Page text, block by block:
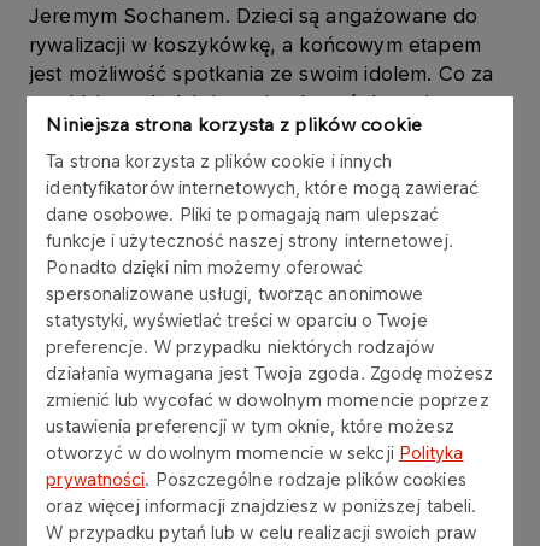
Niniejsza strona korzysta z plików cookie
Ta strona korzysta z plików cookie i innych
identyfikatorów internetowych, które mogą zawierać
dane osobowe. Pliki te pomagają nam ulepszać
funkcje i użyteczność naszej strony internetowej.
Ponadto dzięki nim możemy oferować
spersonalizowane usługi, tworząc anonimowe
statystyki, wyświetlać treści w oparciu o Twoje
preferencje. W przypadku niektórych rodzajów
działania wymagana jest Twoja zgoda. Zgodę możesz
zmienić lub wycofać w dowolnym momencie poprzez
ustawienia preferencji w tym oknie, które możesz
otworzyć w dowolnym momencie w sekcji Polityka
prywatności. Poszczególne rodzaje plików cookies
oraz więcej informacji znajdziesz w poniższej tabeli.
W przypadku pytań lub w celu realizacji swoich praw
Jeremym Sochanem. Dzieci są angażowane do
rywalizacji w koszykówkę, a końcowym etapem
jest możliwość spotkania ze swoim idolem. Co za
tym idzie - młodzież musi pokonać drogę i
wykonać pracę, aby móc się spotkać z tym, kogo
obserwują w mediach społecznościowych. Innym
przykładem były sukcesy Adama Małysza, które
sprawiły, że pojawiły się inwestycje i system
pozwalające budować struktury, które z kolei
pozwoliły wychować jego następców. Nasz
program "Szukamy Następców Mistrza" pokazuje,
że udaje nam się do tego przyczyniać, a
przykładem jest choćby Kacper Tomasiak -
mówiła w trakcie paneluIzabela Kruk, Dyrektor
Komunikacji Sponsoringowej ORLEN.
Jednym z punktów bloku tematycznego "Biznes
w sporcie" była z kolei debata pt.: ,,Czy sport i
biznes mówią tym samym językiem? Różne